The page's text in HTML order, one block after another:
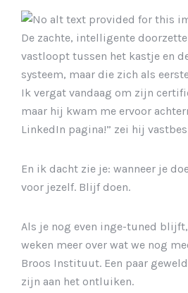
De zachte, intelligente
vastloopt tussen het kastje en
systeem, maar die zich als
Ik vergat vandaag om zijn
maar hij kwam me ervoor
LinkedIn pagina!” zei hij
En ik dacht zie je: wanneer je
voor jezelf. Blijf doen.
Als je nog even inge-tuned
weken meer over wat we nog
Broos Instituut. Een paar
zijn aan het ontluiken.